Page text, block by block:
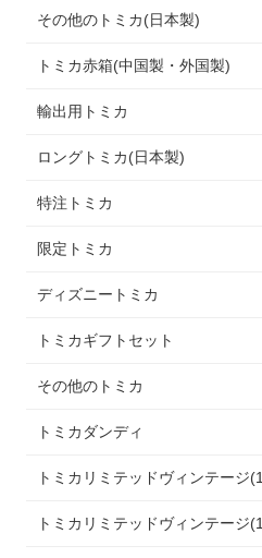
その他のトミカ(日本製)
トミカ赤箱(中国製・外国製)
輸出用トミカ
ロングトミカ(日本製)
特注トミカ
限定トミカ
ディズニートミカ
トミカギフトセット
その他のトミカ
トミカダンディ
トミカリミテッドヴィンテージ
トミカリミテッドヴィンテージ